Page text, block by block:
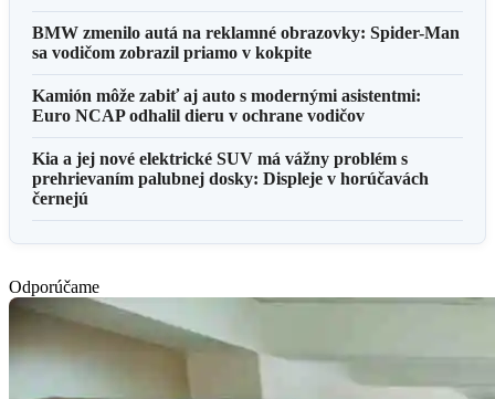
BMW zmenilo autá na reklamné obrazovky: Spider-Man
sa vodičom zobrazil priamo v kokpite
Kamión môže zabiť aj auto s modernými asistentmi:
Euro NCAP odhalil dieru v ochrane vodičov
Kia a jej nové elektrické SUV má vážny problém s
prehrievaním palubnej dosky: Displeje v horúčavách
černejú
Odporúčame